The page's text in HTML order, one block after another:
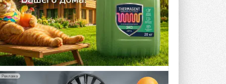
ВЧЕРА
21-й ежегодный форум
«ЦОД-2026»
Мероприятие пройдет 2-3 сентября в
отеле Radisson Slavyanskaya. Форум
посетит более двух тысяч участников ...
ВЧЕРА
Реклама